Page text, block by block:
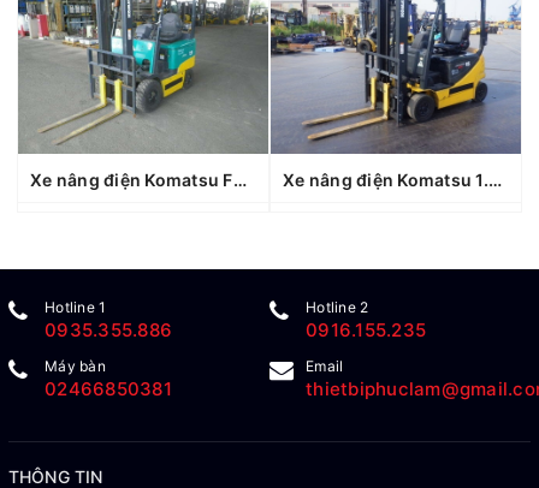
Xe nâng điện Komatsu FB15EX-11 (812073), sản xuất năm 2006 Xe nâng điện Komatsu 1.5 tấn FB15-12 (857067), sản xuất năm 2021
Hotline 1
0935.355.886
Hotline 2
0916.155.235
Máy bàn
02466850381
Email
THÔNG TIN